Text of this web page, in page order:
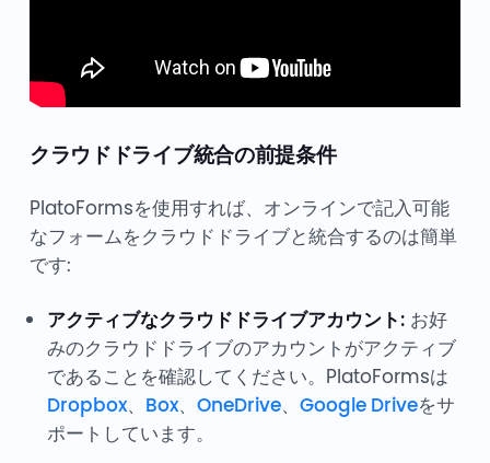
クラウドドライブ統合の前提条件
PlatoFormsを使用すれば、オンラインで記入可能
なフォームをクラウドドライブと統合するのは簡単
です:
アクティブなクラウドドライブアカウント:お好
みのクラウドドライブのアカウントがアクティブ
であることを確認してください。PlatoFormsは
Dropbox、 Box、 OneDrive、 Google Driveをサ
ポートしています。